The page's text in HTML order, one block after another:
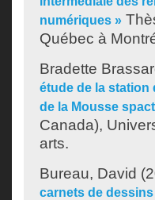
numériques »
Québec à
Bradette
étude de la station
de la Mousse
Canada),
arts.
Bureau, David
carnets de